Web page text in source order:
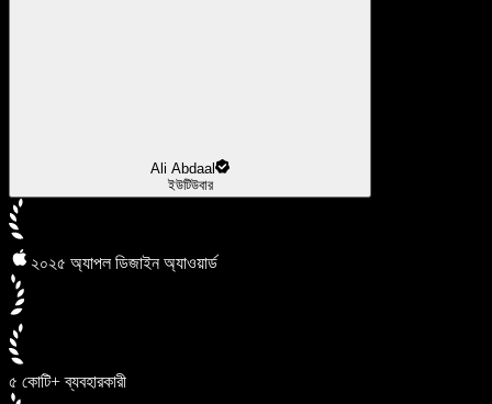
Ali Abdaal
ইউটিউবার
২০২৫ অ্যাপল ডিজাইন অ্যাওয়ার্ড
৫ কোটি+ ব্যবহারকারী